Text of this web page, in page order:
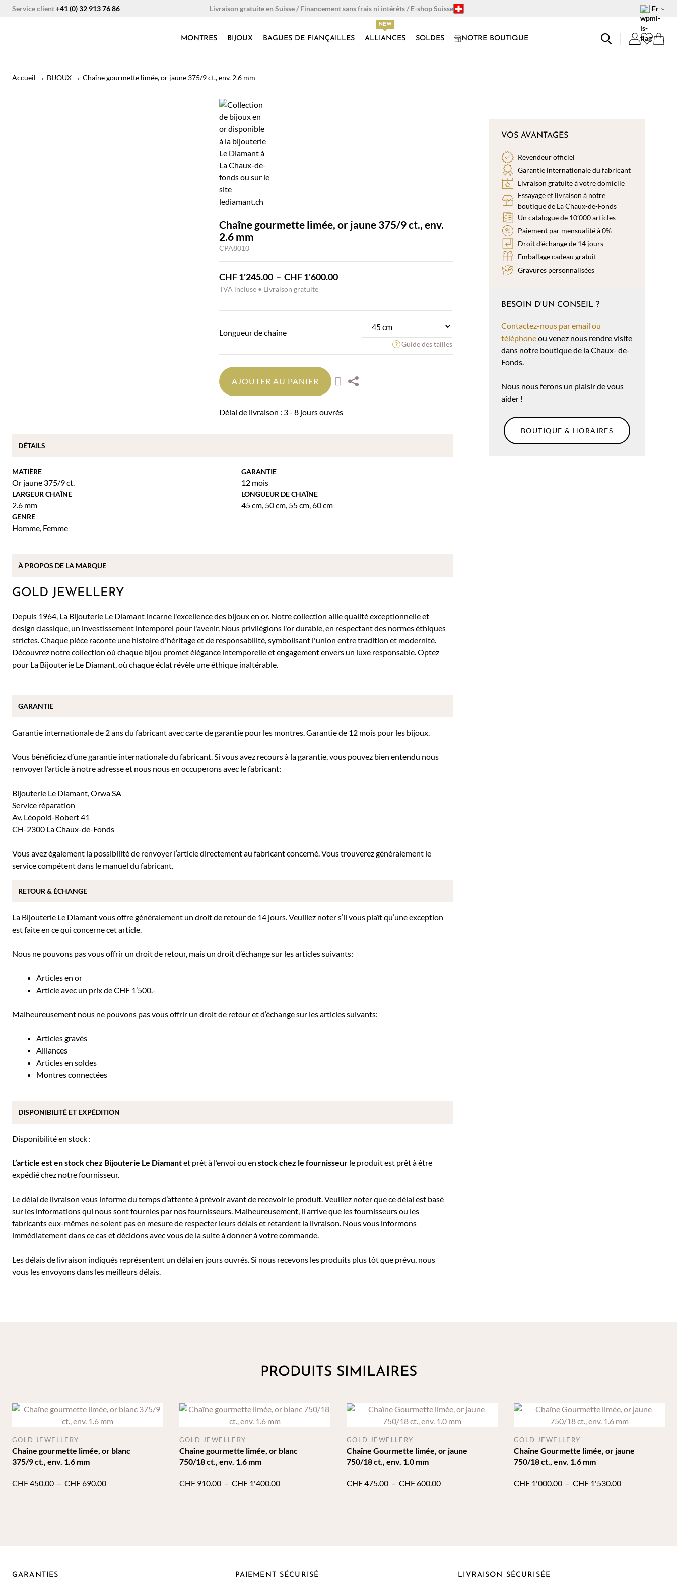
AllerService client+41 (0) 32 913 76 86 Livraison gratuite en Suisse / Financement sans frais ni intérêts / E-shop Suisse Fr
MONTRES BIJOUX BAGUES DE FIANÇAILLES ALLIANCES SOLDES NOTRE BOUTIQUE
Accueil → BIJOUX → Chaîne gourmette limée, or jaune 375/9 ct., env. 2.6 mm
Chaîne gourmette limée, or jaune 375/9 ct., env.
2.6 mm
CPA8010
CHF1'245.00 – CHF1'600.00Plage
CHF 1'245.00
TVA incluse • Livraison gratuite
Longueur de chaîne
Guide des tailles
AJOUTER AU PANIER
Délai de livraison : 3 - 8 jours ouvrés
MATIÈRE
Or jaune 375/9 ct.
GARANTIE
12 mois
LARGEUR CHAÎNE
2.6 mm
LONGUEUR DE CHAÎNE
45 cm, 50 cm, 55 cm,60 cm
GENRE
Homme, Femme
GOLD JEWELLERY
Depuis 1964, La Bijouterie Le Diamant incarne l'excellence des bijoux en or. Notre collection allie qualité exceptionnelle et
design classique, un investissement intemporel pour l'avenir. Nous privilégions l'or durable, en respectant des normes éthiques
strictes. Chaque pièce raconte une histoire d'héritage et de responsabilité, symbolisant l'union entre tradition et modernité.
Découvrez notre collection où chaque bijou promet élégance intemporelle et engagement envers un luxe responsable. Optez
pour La Bijouterie Le Diamant, où chaque éclat révèle une éthique inaltérable.
Garantie internationale de 2 ans du fabricant avec carte de garantie pour les montres. Garantie de 12 mois pour les bijoux.
Vous bénéficiez d’une garantie internationale du fabricant. Si vous avez recours à la garantie, vous pouvez bien entendu nous
renvoyer l’article à notre adresse et nous nous en occuperons avec le fabricant:
Bijouterie Le Diamant, Orwa SA
Service réparation
Av. Léopold-Robert 41
CH-2300 La Chaux-de-Fonds
Vous avez également la possibilité de renvoyer l’article directement au fabricant concerné. Vous trouverez généralement le
service compétent dans le manuel du fabricant.
La Bijouterie Le Diamant vous offre généralement un droit de retour de 14 jours. Veuillez noter s’il vous plaît qu’une exception
est faite en ce qui concerne cet article.
Nous ne pouvons pas vous offrir un droit de retour, mais un droit d’échange sur les articles suivants:
Articles en or
Article avec un prix de CHF 1’500.-
Malheureusement nous ne pouvons pas vous offrir un droit de retour et d’échange sur les articles suivants:
Articles gravés
Alliances
Articles en soldes
Montres connectées
Disponibilité en stock :
L’article est en stock chez Bijouterie Le Diamantet prêt à l’envoi ou en stock chez le fournisseur le produit est prêt à être
expédié chez notre fournisseur.
Le délai de livraison vous informe du temps d’attente à prévoir avant de recevoir le produit. Veuillez noter que ce délai est basé
sur les informations qui nous sont fournies par nos fournisseurs. Malheureusement, il arrive que les fournisseurs ou les
fabricants eux-mêmes ne soient pas en mesure de respecter leurs délais et retardent la livraison. Nous vous informons
immédiatement dans ce cas et décidons avec vous de la suite à donner à votre commande.
Les délais de livraison indiqués représentent un délai en jours ouvrés. Si nous recevons les produits plus tôt que prévu, nous
vous les envoyons dans les meilleurs délais.
DÉTAILS
À PROPOS DE LA MARQUE
GARANTIE
RETOUR & ÉCHANGE
DISPONIBILITÉ ET EXPÉDITION
VOS AVANTAGES
Revendeur officiel
Garantie internationale du fabricant
Livraison gratuite à votre domicile
Essayage et livraison à notre
boutique de La Chaux-de-Fonds
Un catalogue de 10’000 articles
Paiement par mensualité à 0%
Droit d’échange de 14 jours
Emballage cadeau gratuit
Gravures personnalisées
BESOIN D'UN CONSEIL ?
Contactez-nous par email ou
téléphoneou venez nous rendre visite
dans notre boutique de la Chaux- de-
Fonds.
Nous nous ferons un plaisir de vous
aider !
BOUTIQUE & HORAIRES
PRODUITS SIMILAIRES
Chaîne gourmette limée, or blanc
375/9 ct., env. 1.6 mm
GOLD JEWELLERY
CHF450.00 – CHF690.00Plage
Chaîne gourmette limée, or blanc
750/18 ct., env. 1.6 mm
GOLD JEWELLERY
CHF 910.00 – CHF 1'400.00Plage
Chaîne Gourmette limée, or jaune
750/18 ct., env. 1.0 mm
GOLD JEWELLERY
CHF475.00 – CHF600.00Plage
Chaîne Gourmette limée, or jaune
750/18 ct., env. 1.6 mm
GOLD JEWELLERY
CHF 1'000.00 – CHF 1'530.00Plage
GARANTIES PAIEMENT SÉCURISÉ LIVRAISON SÉCURISÉE